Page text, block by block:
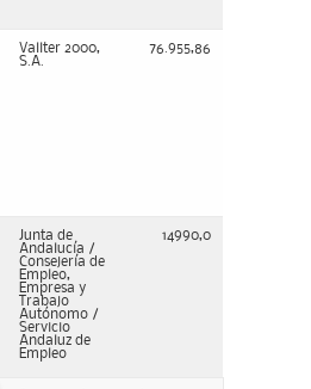
Vallter 2000,
S.A.
76.955,86
Junta de
Andalucía /
Consejería de
Empleo,
Empresa y
Trabajo
Autónomo /
Servicio
Andaluz de
Empleo
14990,0